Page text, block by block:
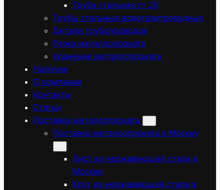
Труба стальная ст 20
Трубы стальные водогазопроводные
Детали трубопроводов
Резка металлопроката
Хранение металлопроката
Наличие
О компании
Контакты
Статьи
Поставка металлопроката
Поставка металлопроката в Москву
Лист из нержавеющей стали в
Москве
Круг из нержавеющей стали в